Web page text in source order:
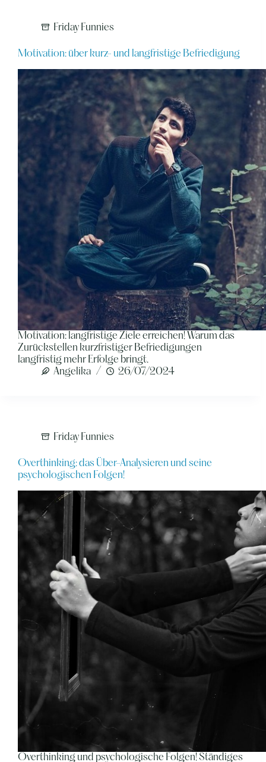
Friday Funnies
Motivation: über kurz- und langfristige Befriedigung
Motivation: langfristige Ziele erreichen! Warum das
Zurückstellen kurzfristiger Befriedigungen
langfristig mehr Erfolge bringt.
Angelika
26/07/2024
Friday Funnies
Overthinking: das Über-Analysieren und seine
psychologischen Folgen!
Overthinking und psychologische Folgen! Ständiges